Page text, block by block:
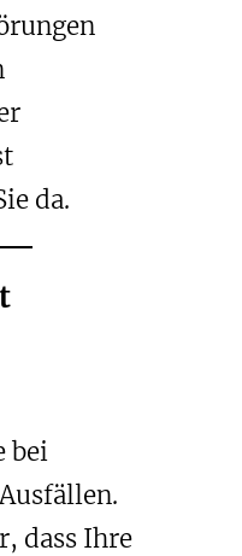
da.
bei
dass Ihre